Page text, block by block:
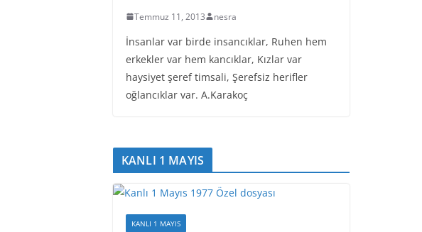
Temmuz 11, 2013 nesra
İnsanlar var birde insancıklar, Ruhen hem
erkekler var hem kancıklar, Kızlar var
haysiyet şeref timsali, Şerefsiz herifler
oğlancıklar var. A.Karakoç
KANLI 1 MAYIS
KANLI 1 MAYIS